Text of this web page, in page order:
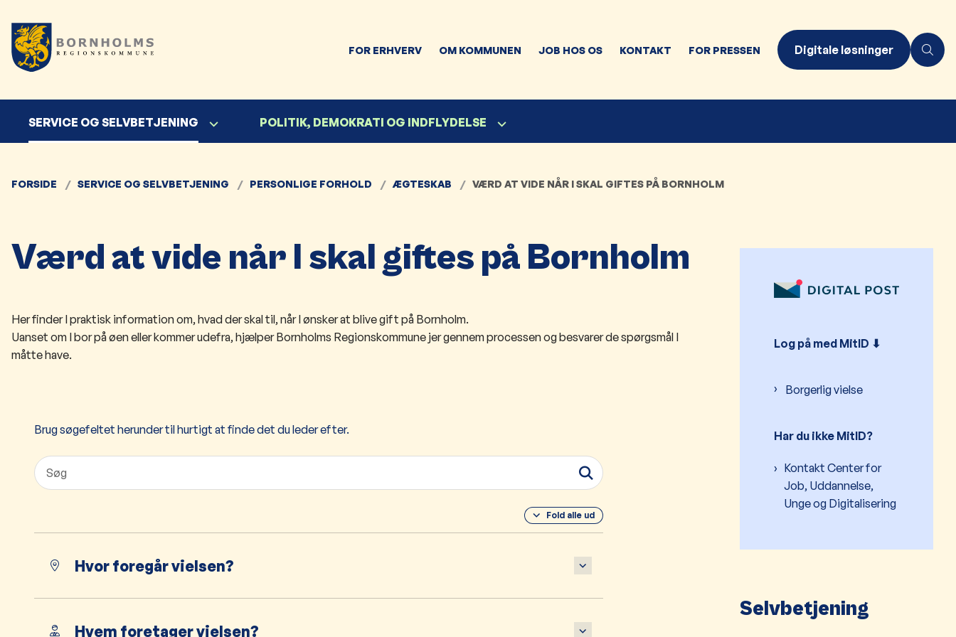
FOR ERHVERV OM KOMMUNEN JOB HOS OS KONTAKT FOR PRESSEN Digitale løsninger
SERVICE OG SELVBETJENING POLITIK, DEMOKRATI OG INDFLYDELSE
FORSIDE SERVICE OG SELVBETJENING PERSONLIGE FORHOLD ÆGTESKAB VÆRD AT VIDE NÅR I SKAL GIFTES PÅ BORNHOLM
Værd at vide når I skal giftes på Bornholm
Her finder I praktisk information om, hvad der skal til, når I ønsker at blive gift på Bornholm.
Uanset om I bor på øen eller kommer udefra, hjælper Bornholms Regionskommune jer gennem processen og besvarer de spørgsmål I
måtte have.
Brug søgefeltet herunder til hurtigt at finde det du leder efter.
Fold alle ud
Hvor foregår vielsen?
Hvem foretager vielsen?
Log på med MitID ⬇︎
Borgerlig vielse
Har du ikke MitID?
Kontakt Center for
Job, Uddannelse,
Unge og Digitalisering
Selvbetjening